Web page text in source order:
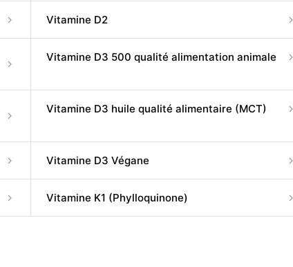
Vitamine D2
Vitamine D3 500 qualité alimentation animale
Vitamine D3 huile qualité alimentaire (MCT)
Vitamine D3 Végane
Vitamine K1 (Phylloquinone)